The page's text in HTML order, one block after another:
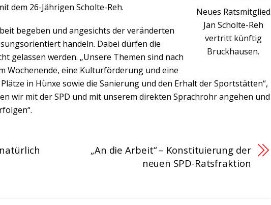
Neues Ratsmitglied
Jan Scholte-Reh
vertritt künftig
Bruckhausen.
dem 26-Jährigen Scholte-Reh.
begeben und angesichts der veränderten
handeln. Dabei dürfen die
gelassen werden. „Unsere Themen sind nach
Wochenende, eine Kulturförderung und eine
in Hünxe sowie die Sanierung und den Erhalt der Sportstätten“,
wir mit der SPD und mit unserem direkten Sprachrohr angehen und
„An die Arbeit“ – Konstituierung der
neuen SPD-Ratsfraktion